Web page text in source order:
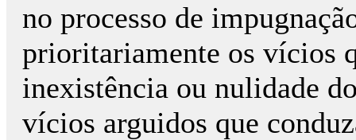
no processo de
prioritariamente os vícios
inexistência ou nulidade
vícios arguidos que